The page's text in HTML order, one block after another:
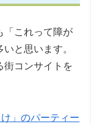
「これって障が
と思います。
街コンサイトを
」のパーティー